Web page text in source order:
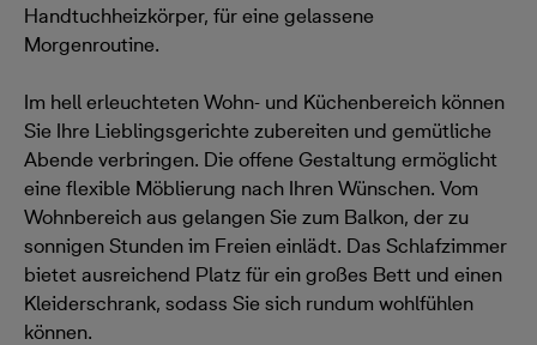
Handtuchheizkörper, für eine gelassene
Morgenroutine.
Im hell erleuchteten Wohn- und Küchenbereich können
Sie Ihre Lieblingsgerichte zubereiten und gemütliche
Abende verbringen. Die offene Gestaltung ermöglicht
eine flexible Möblierung nach Ihren Wünschen. Vom
Wohnbereich aus gelangen Sie zum Balkon, der zu
sonnigen Stunden im Freien einlädt. Das Schlafzimmer
bietet ausreichend Platz für ein großes Bett und einen
Kleiderschrank, sodass Sie sich rundum wohlfühlen
können.